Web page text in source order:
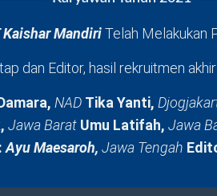
Kaishar MandiriTelah Melakukan
dan Editor, hasil rekruitmen
NAD Tika Yanti,
Jawa Barat Umu Latifah, Jawa
Ayu Maesaroh, Jawa Tengah